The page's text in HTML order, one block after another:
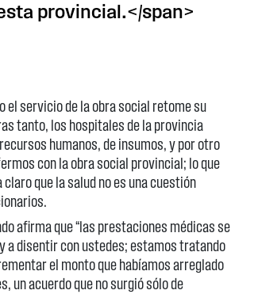
provincial.</span>
el servicio de la obra social retome su
tanto, los hospitales de la provincia
humanos, de insumos, y por otro
con la obra social provincial; lo que
que la salud no es una cuestión
afirma que “las prestaciones médicas se
a disentir con ustedes; estamos tratando
el monto que habíamos arreglado
un acuerdo que no surgió sólo de